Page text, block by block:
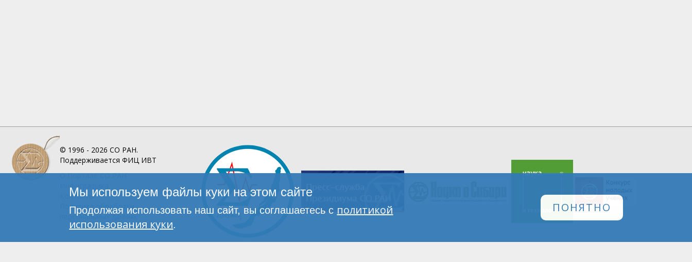
© 1996 - 2026 СО РАН.
Поддерживается ФИЦ ИВТ
О ПорталеСО РАН
Инфографика
Контакты
Политика обработки
персональных данных
Мы используем файлы куки на этом сайте
Продолжая использовать наш сайт, вы соглашаетесь с политикой
использования куки.
ПОНЯТНО